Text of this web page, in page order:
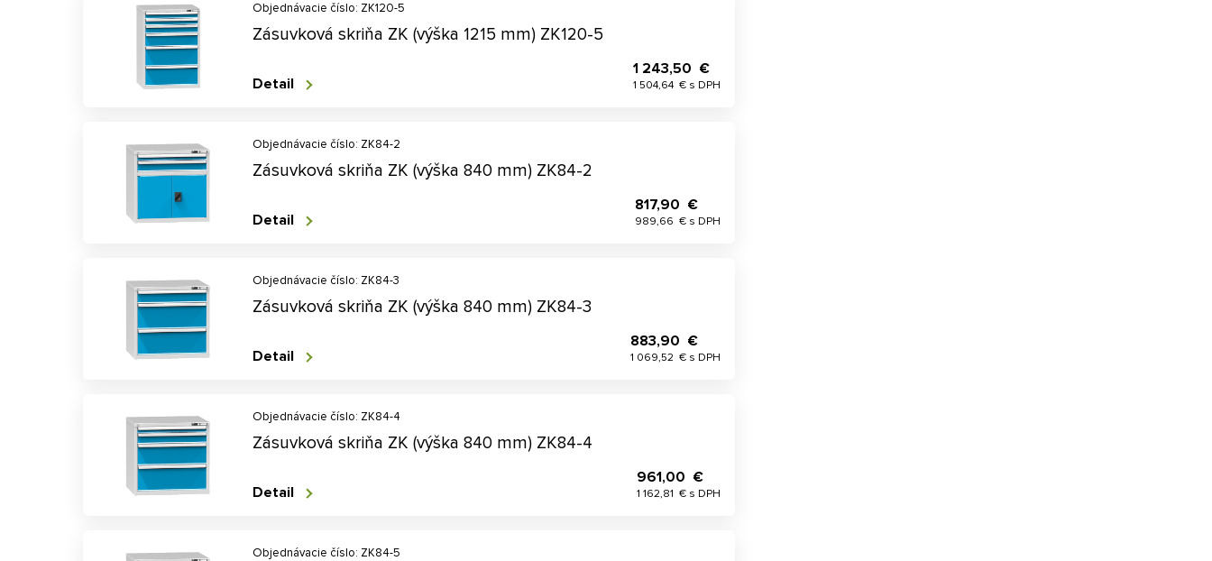
Objednávacie číslo: ZK120-5
Zásuvková skriňa ZK (výška 1215 mm) ZK120-5
1 243,50 €
1 504,64 € s DPH
Detail
Objednávacie číslo: ZK84-2
Zásuvková skriňa ZK (výška 840 mm) ZK84-2
817,90 €
989,66 € s DPH
Detail
Objednávacie číslo: ZK84-3
Zásuvková skriňa ZK (výška 840 mm) ZK84-3
883,90 €
1 069,52 € s DPH
Detail
Objednávacie číslo: ZK84-4
Zásuvková skriňa ZK (výška 840 mm) ZK84-4
961,00 €
1 162,81 € s DPH
Detail
Objednávacie číslo: ZK84-5